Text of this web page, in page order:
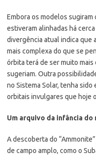
Embora os modelos
estiveram alinhadas há
divergência atual indica que
mais complexa do que se
órbita terá de ser muito
sugeriam. Outra
no Sistema Solar, tenha
orbitais invulgares que hoje
Um arquivo da infância do
A descoberta do
de campo amplo, como o